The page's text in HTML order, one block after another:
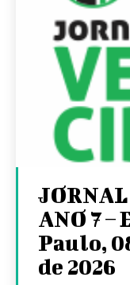
ANO 7 –
Paulo,
de 2026